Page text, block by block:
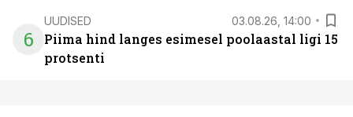
6
UUDISED 03.08.26, 14:00
Piima hind langes esimesel poolaastal ligi 15
protsenti